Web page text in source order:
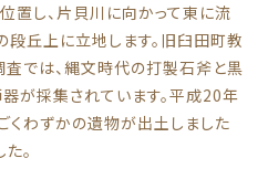
置し、片貝川に向かって東に流
段丘上に立地します。旧臼田町教
では、縄文時代の打製石斧と黒
が採集されています。平成20年
くわずかの遺物が出土しました
。